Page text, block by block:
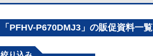
「PFHV-P670DMJ3」の販促資料一覧